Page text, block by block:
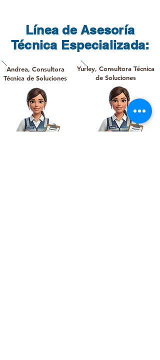
flete que cobra directamente la
transportadora.
Línea de Asesoría
Técnica Especializada:
Andrea, Consultora
Técnica de Soluciones
Yurley, Consultora Técnica
de Soluciones